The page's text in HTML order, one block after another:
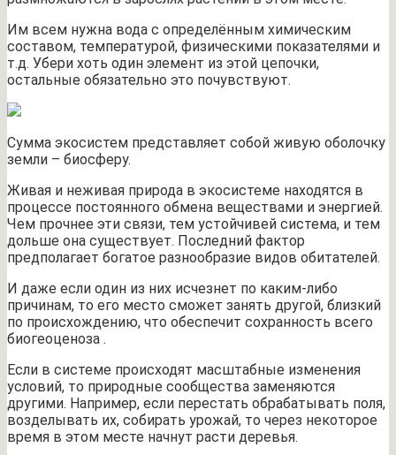
Им всем нужна вода с определённым химическим
составом, температурой, физическими показателями и
т.д. Убери хоть один элемент из этой цепочки,
остальные обязательно это почувствуют.
Сумма экосистем представляет собой живую оболочку
земли – биосферу.
Живая и неживая природа в экосистеме находятся в
процессе постоянного обмена веществами и энергией.
Чем прочнее эти связи, тем устойчивей система, и тем
дольше она существует. Последний фактор
предполагает богатое разнообразие видов обитателей.
И даже если один из них исчезнет по каким-либо
причинам, то его место сможет занять другой, близкий
по происхождению, что обеспечит сохранность всего
биогеоценоза .
Если в системе происходят масштабные изменения
условий, то природные сообщества заменяются
другими. Например, если перестать обрабатывать поля,
возделывать их, собирать урожай, то через некоторое
время в этом месте начнут расти деревья.